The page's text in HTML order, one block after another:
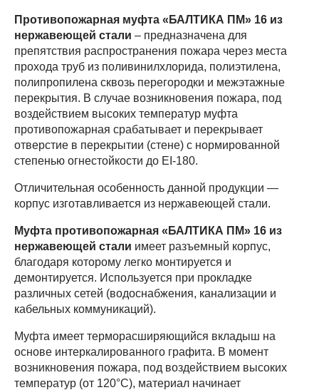
Противопожарная муфта «БАЛТИКА ПМ» 16 из
нержавеющей стали – предназначена для
препятствия распространения пожара через места
прохода труб из поливинилхлорида, полиэтилена,
полипропилена сквозь перегородки и межэтажные
перекрытия. В случае возникновения пожара, под
воздействием высоких температур муфта
противопожарная срабатывает и перекрывает
отверстие в перекрытии (стене) с нормированной
степенью огнестойкости до EI-180.
Отличительная особенность данной продукции —
корпус изготавливается из нержавеющей стали.
Муфта противопожарная «БАЛТИКА ПМ» 16 из
нержавеющей стали имеет разъемный корпус,
благодаря которому легко монтируется и
демонтируется. Используется при прокладке
различных сетей (водоснабжения, канализации и
кабельных коммуникаций).
Муфта имеет терморасширяющийся вкладыш на
основе интеркалированного графита. В момент
возникновения пожара, под воздействием высоких
температур (от 120°С), материал начинает